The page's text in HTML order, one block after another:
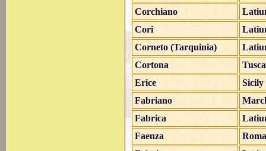
Corchiano
Cori
Corneto (Tarquinia)
Cortona
Erice
Sicily
Fabriano
Fabrica
Faenza